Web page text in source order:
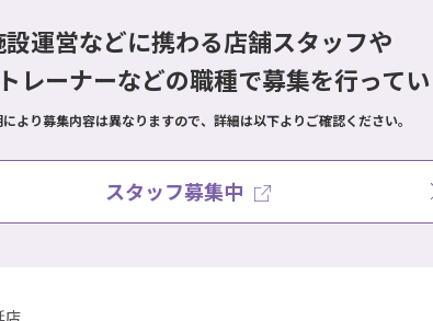
設運営などに携わる店舗スタッフや
レーナーなどの職種で募集を行って
より募集内容は異なりますので、詳細は以下よりご確認ください。
スタッフ募集中
店